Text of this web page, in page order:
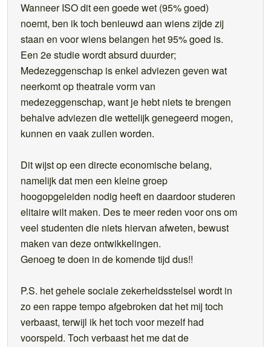
Wanneer ISO dit een goede wet (95% goed)
noemt, ben ik toch benieuwd aan wiens zijde zij
staan en voor wiens belangen het 95% goed is.
Een 2e studie wordt absurd duurder;
Medezeggenschap is enkel adviezen geven wat
neerkomt op theatrale vorm van
medezeggenschap, want je hebt niets te brengen
behalve adviezen die wettelijk genegeerd mogen,
kunnen en vaak zullen worden.
Dit wijst op een directe economische belang,
namelijk dat men een kleine groep
hoogopgeleiden nodig heeft en daardoor studeren
elitaire wilt maken. Des te meer reden voor ons om
veel studenten die niets hiervan afweten, bewust
maken van deze ontwikkelingen.
Genoeg te doen in de komende tijd dus!!
P.S. het gehele sociale zekerheidsstelsel wordt in
zo een rappe tempo afgebroken dat het mij toch
verbaast, terwijl ik het toch voor mezelf had
voorspeld. Toch verbaast het me dat de